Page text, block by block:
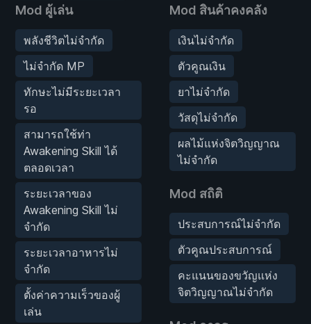
Mod ผู้เล่น
พลังชีวิตไม่จำกัด
ไม่จำกัด MP
ทักษะไม่มีระยะเวลา
รอ
สามารถใช้ท่า
Awakening Skill ได้
ตลอดเวลา
ระยะเวลาของ
Awakening Skill ไม่
จำกัด
ระยะเวลาอาหารไม่
จำกัด
ตั้งค่าความเร็วของผู้
เล่น
Mod สินค้าคงคลัง
เงินไม่จำกัด
ตัวคูณเงิน
ยาไม่จำกัด
วัสดุไม่จำกัด
ผลไม้แห่งจิตวิญญาณ
ไม่จำกัด
Mod สถิติ
ประสบการณ์ไม่จำกัด
ตัวคูณประสบการณ์
คะแนนของขวัญแห่ง
จิตวิญญาณไม่จำกัด